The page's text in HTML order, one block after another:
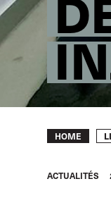
HOME
ACTUALITÉS